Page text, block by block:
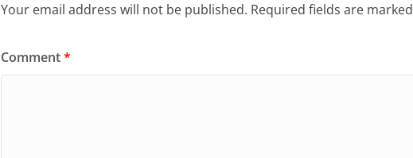
Your email address will not be published. Required fields are marked
Comment*